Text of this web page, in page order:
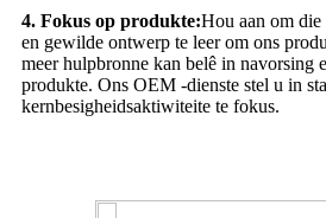
4. Fokus op produkte:Hou aan om
en gewilde ontwerp te leer om ons
meer hulpbronne kan belê in
produkte. Ons OEM -dienste stel u in
kernbesigheidsaktiwiteite te fokus.